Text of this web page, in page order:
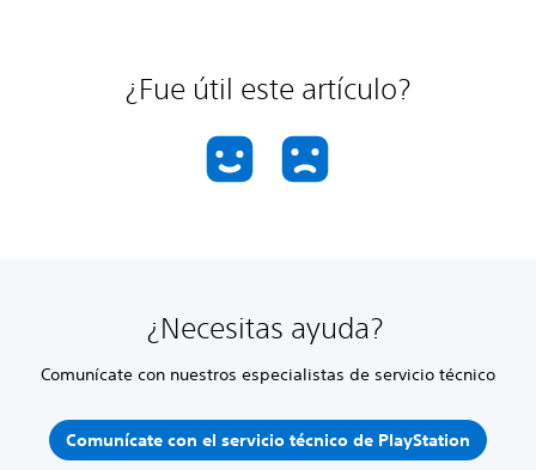
¿Fue útil este artículo?
¿Necesitas ayuda?
Comunícate con nuestros especialistas de servicio técnico
Comunícate con el servicio técnico de PlayStation